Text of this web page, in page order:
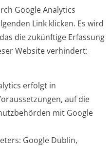
Google Analytics
Link klicken. Es wird
die zukünftige Erfassung
Website verhindert:
erfolgt in
auf die
mit Google
Google Dublin,